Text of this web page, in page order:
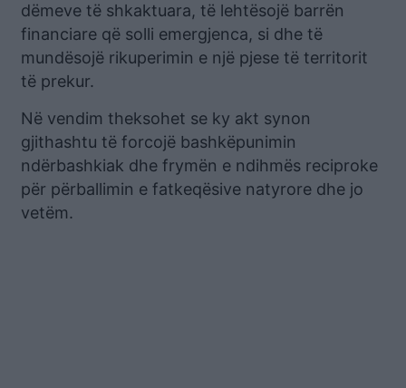
dëmeve të shkaktuara, të lehtësojë barrën
financiare që solli emergjenca, si dhe të
mundësojë rikuperimin e një pjese të territorit
të prekur.
Në vendim theksohet se ky akt synon
gjithashtu të forcojë bashkëpunimin
ndërbashkiak dhe frymën e ndihmës reciproke
për përballimin e fatkeqësive natyrore dhe jo
vetëm.